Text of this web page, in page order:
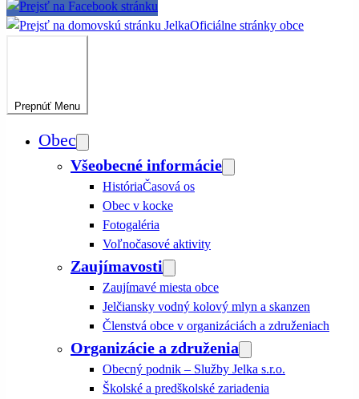
JelkaOficiálne stránky obce
Prepnúť Menu
Obec
Všeobecné informácie
HistóriaČasová os
Obec v kocke
Fotogaléria
Voľnočasové aktivity
Zaujímavosti
Zaujímavé miesta obce
Jelčiansky vodný kolový mlyn a skanzen
Členstvá obce v organizáciách a združeniach
Organizácie a združenia
Obecný podnik – Služby Jelka s.r.o.
Školské a predškolské zariadenia